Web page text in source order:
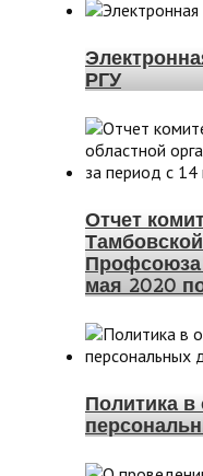
РГУ
Отчет
Профсоюза
мая 2020
Политика в